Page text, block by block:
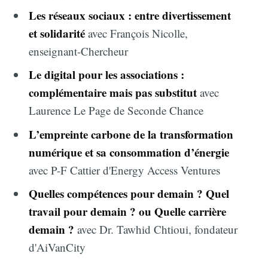
Les réseaux sociaux : entre divertissement
et solidaritéavec François Nicolle,
enseignant-Chercheur
Le digital pour les associations :
complémentaire mais pas substitutavec
Laurence Le Page de Seconde Chance
L’empreinte carbone de la transformation
numérique et sa consommation d’énergie
avec P-F Cattier d'Energy Access Ventures
Quelles compétences pour demain ? Quel
travail pour demain ? ou Quelle carrière
demain ? avec Dr. Tawhid Chtioui, fondateur
d'AiVanCity